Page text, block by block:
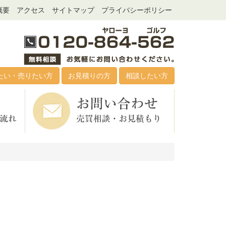
要 アクセス サイトマップ プライバシーポリシー
い・売りたい方 お見積りの方 相談したい方